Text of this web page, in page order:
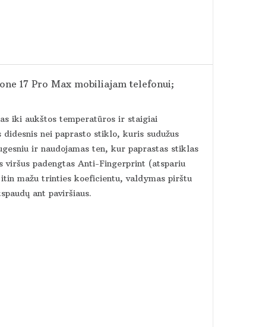
17 Pro Max mobiliajam telefonui;
iki aukštos temperatūros ir staigiai
nei paprasto stiklo, kuris sudužus
ir naudojamas ten, kur paprastas stiklas
viršus padengtas Anti-Fingerprint (atspariu
mažu trinties koeficientu, valdymas pirštu
ant paviršiaus.